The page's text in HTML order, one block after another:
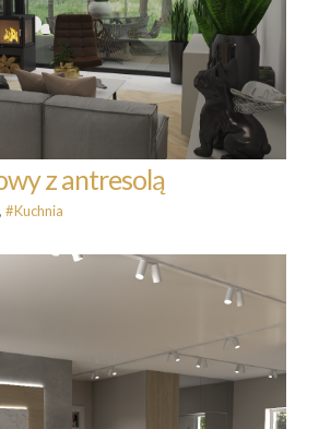
z antresolą
#Komunikacja #Kuchnia
z antresolą
, #Kuchnia